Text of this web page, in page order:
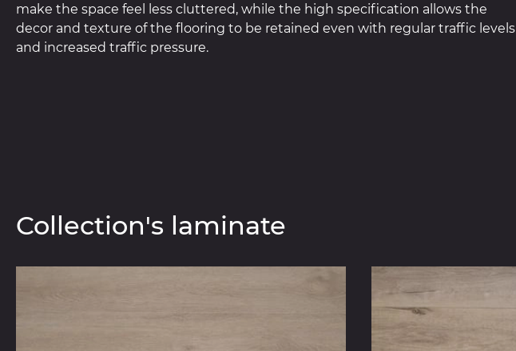
make the space feel less cluttered, while the high specification allows the
decor and texture of the flooring to be retained even with regular traffic levels
and increased traffic pressure.
Collection's laminate